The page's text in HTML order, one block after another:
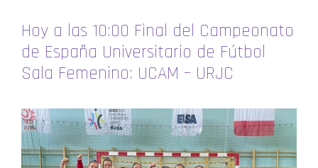
Hoy a las 10:00 Final del Campeonato
de España Universitario de Fútbol
Sala Femenino: UCAM – URJC